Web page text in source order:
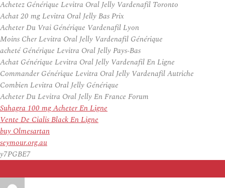
Achetez Générique Levitra Oral Jelly Vardenafil Toronto
Achat 20 mg Levitra Oral Jelly Bas Prix
Acheter Du Vrai Générique Vardenafil Lyon
Moins Cher Levitra Oral Jelly Vardenafil Générique
acheté Générique Levitra Oral Jelly Pays-Bas
Achat Générique Levitra Oral Jelly Vardenafil En Ligne
Commander Générique Levitra Oral Jelly Vardenafil Autriche
Combien Levitra Oral Jelly Générique
Acheter Du Levitra Oral Jelly En France Forum
Suhagra 100 mg Acheter En Ligne
Vente De Cialis Black En Ligne
buy Olmesartan
seymour.org.au
y7PGBE7